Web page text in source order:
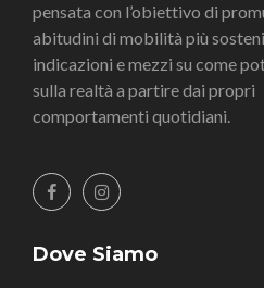
pensata con l’obiettivo di
abitudini di mobilità più
indicazioni e mezzi su come
sulla realtà a partire dai propri
comportamenti quotidiani.
Dove Siamo